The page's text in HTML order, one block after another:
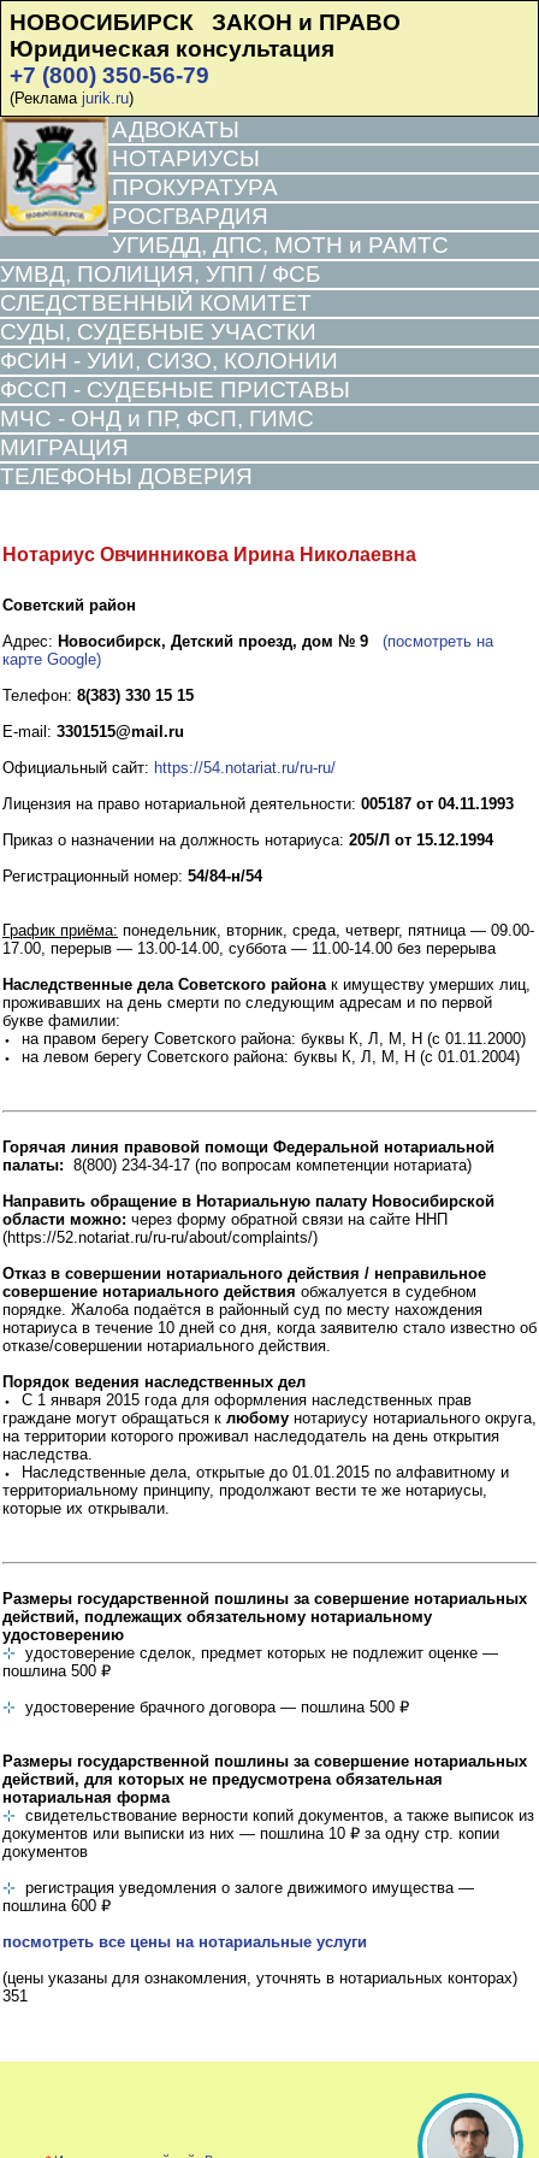
НОВОСИБИРСК ЗАКОН и ПРАВО
Юридическая консультация
+7 (800) 350-56-79
(Реклама jurik.ru)
АДВОКАТЫ
НОТАРИУСЫ
ПРОКУРАТУРА
РОСГВАРДИЯ
УГИБДД, ДПС, МОТН и РАМТС
УМВД, ПОЛИЦИЯ, УПП / ФСБ
СЛЕДСТВЕННЫЙ КОМИТЕТ
СУДЫ, СУДЕБНЫЕ УЧАСТКИ
ФСИН - УИИ, СИЗО, КОЛОНИИ
ФССП - СУДЕБНЫЕ ПРИСТАВЫ
МЧС - ОНД и ПР, ФСП, ГИМС
МИГРАЦИЯ
ТЕЛЕФОНЫ ДОВЕРИЯ
Нотариус Овчинникова Ирина Николаевна
Советский район
Адрес: Новосибирск, Детский проезд, дом № 9
(посмотреть на
карте Google)
Телефон: 8(383) 330 15 15
E-mail: 3301515@mail.ru
Официальный сайт: https://54.notariat.ru/ru-ru/
Лицензия на право нотариальной деятельности: 005187 от 04.11.1993
Приказ о назначении на должность нотариуса: 205/Л от 15.12.1994
Регистрационный номер: 54/84-н/54
График приёма: понедельник, вторник, среда, четверг, пятница — 09.00-
17.00, перерыв — 13.00-14.00, суббота — 11.00-14.00 без перерыва
Наследственные дела Советского районак имуществу умерших лиц,
проживавших на день смерти по следующим адресам и по первой
букве фамилии:
⬩ на правом берегу Советского района: буквы К, Л, М, Н (с 01.11.2000)
⬩ на левом берегу Советского района: буквы К, Л, М, Н (с 01.01.2004)
Горячая линия правовой помощи Федеральной нотариальной
палаты: 8(800) 234-34-17 (по вопросам компетенции нотариата)
Направить обращение в Нотариальную палату Новосибирской
области можно: через форму обратной связи на сайте ННП
(https://52.notariat.ru/ru-ru/about/complaints/)
Отказ в совершении нотариального действия / неправильное
совершение нотариального действия обжалуется в судебном
порядке. Жалоба подаётся в районный суд по месту нахождения
нотариуса в течение 10 дней со дня, когда заявителю стало известно об
отказе/совершении нотариального действия.
Порядок ведения наследственных дел
⬩ С 1 января 2015 года для оформления наследственных прав
граждане могут обращаться к любому нотариусу нотариального округа,
на территории которого проживал наследодатель на день открытия
наследства.
⬩ Наследственные дела, открытые до 01.01.2015 по алфавитному и
территориальному принципу, продолжают вести те же нотариусы,
которые их открывали.
Размеры государственной пошлины за совершение нотариальных
действий, подлежащих обязательному нотариальному
удостоверению
⊹ удостоверение сделок, предмет которых не подлежит оценке —
пошлина 500 ₽
⊹ удостоверение брачного договора — пошлина 500 ₽
Размеры государственной пошлины за совершение нотариальных
действий, для которых не предусмотрена обязательная
нотариальная форма
⊹ свидетельствование верности копий документов, а также выписок из
документов или выписки из них — пошлина 10 ₽ за одну стр. копии
документов
⊹ регистрация уведомления о залоге движимого имущества —
пошлина 600 ₽
посмотреть все цены на нотариальные услуги
(цены указаны для ознакомления, уточнять в нотариальных конторах)
351